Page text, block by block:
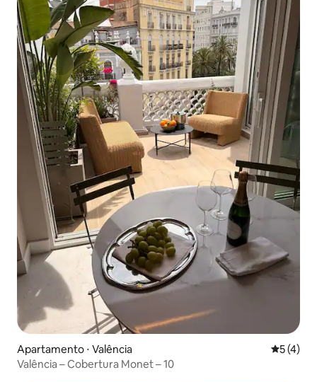
Apartamento ⋅ Valência 5 de
5 (4)
Valência – Cobertura Monet – 10